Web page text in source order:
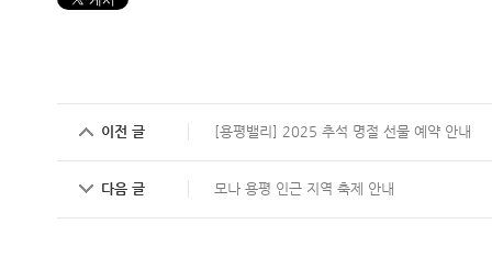
이전 글 [용평밸리] 2025 추석 명절 선물 예약 안내
다음 글 모나 용평 인근 지역 축제 안내